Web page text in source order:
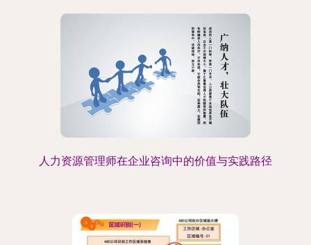
人力资源管理师在企业咨询中的价值与实践路径